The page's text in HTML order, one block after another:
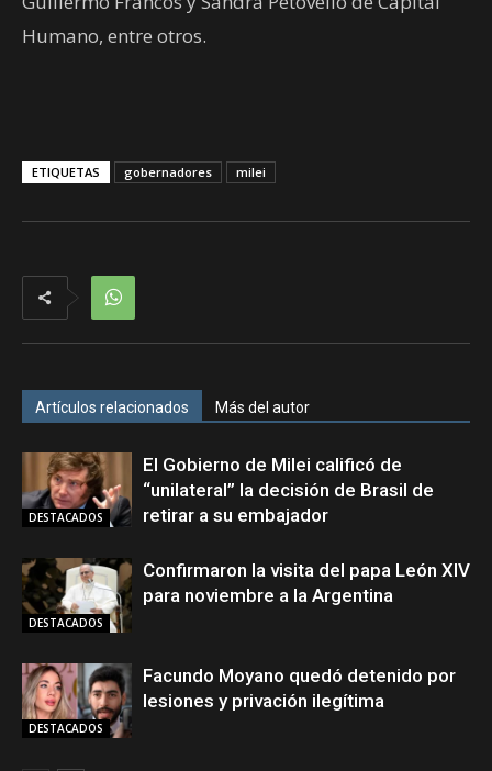
Humano, entre otros.
ETIQUETAS gobernadores milei
Artículos relacionados Más del autor
DESTACADOS
El Gobierno de Milei calificó de
“unilateral” la decisión de Brasil de
retirar a su embajador
DESTACADOS
Confirmaron la visita del papa León XIV
para noviembre a la Argentina
DESTACADOS
Facundo Moyano quedó detenido por
lesiones y privación ilegítima